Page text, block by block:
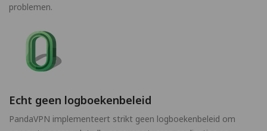
problemen.
Echt geen logboekenbeleid
PandaVPN implementeert strikt geen logboekenbeleid om